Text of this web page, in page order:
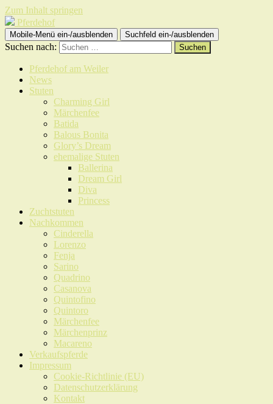
Zum Inhalt springen
Pferdehof
Mobile-Menü ein-/ausblenden Suchfeld ein-/ausblenden
Suchen nach:
Pferdehof am Weiler
News
Stuten
Charming Girl
Märchenfee
Batida
Balous Bonita
Glory’s Dream
ehemalige Stuten
Ballerina
Dream Girl
Diva
Princess
Zuchtstuten
Nachkommen
Cinderella
Lorenzo
Fenja
Sarino
Quadrino
Casanova
Quintofino
Quintoro
Märchenfee
Märchenprinz
Macareno
Verkaufspferde
Impressum
Cookie-Richtlinie (EU)
Datenschutzerklärung
Kontakt